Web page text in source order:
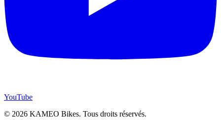
YouTube
© 2026 KAMEO Bikes. Tous droits réservés.